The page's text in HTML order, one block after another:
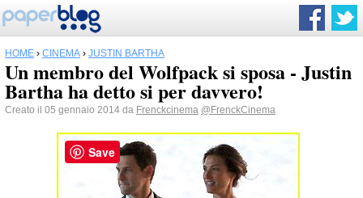
HOME › CINEMA › JUSTIN BARTHA
Un membro del Wolfpack si sposa - Justin
Bartha ha detto si per davvero!
Creato il 05 gennaio 2014 da Frenckcinema @FrenckCinema
Save